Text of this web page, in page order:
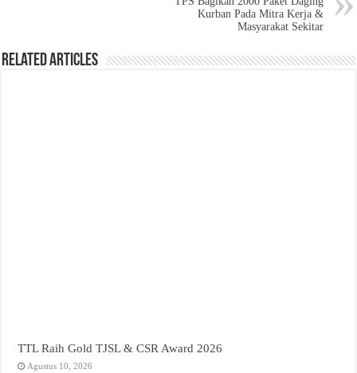
Kurban Pada Mitra Kerja &
Masyarakat Sekitar
Related Articles
TTL Raih Gold TJSL & CSR Award 2026
Agustus 10, 2026